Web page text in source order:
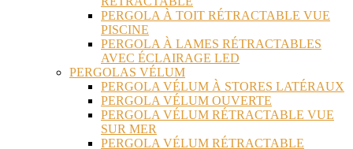
PERGOLA À TOIT RÉTRACTABLE VUE
PISCINE
PERGOLA À LAMES RÉTRACTABLES
AVEC ÉCLAIRAGE LED
PERGOLAS VÉLUM
PERGOLA VÉLUM À STORES LATÉRAUX
PERGOLA VÉLUM OUVERTE
PERGOLA VÉLUM RÉTRACTABLE VUE
SUR MER
PERGOLA VÉLUM RÉTRACTABLE